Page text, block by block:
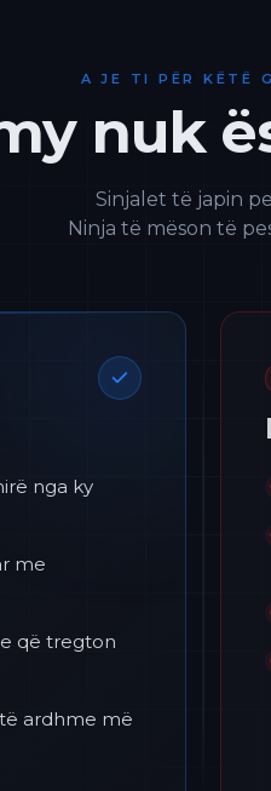
A JE TI PËR KËTË
nuk
Sinjalet të japin
Ninja të mëson të
nga ky
me
që tregton
ardhme më